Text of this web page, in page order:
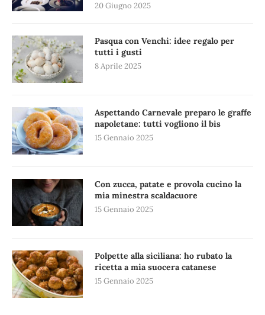
20 Giugno 2025
Pasqua con Venchi: idee regalo per
tutti i gusti
8 Aprile 2025
Aspettando Carnevale preparo le graffe
napoletane: tutti vogliono il bis
15 Gennaio 2025
Con zucca, patate e provola cucino la
mia minestra scaldacuore
15 Gennaio 2025
Polpette alla siciliana: ho rubato la
ricetta a mia suocera catanese
15 Gennaio 2025